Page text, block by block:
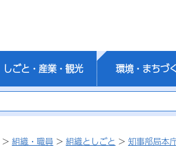
しごと・産業・観光 環境・まちづ
> 組織・職員 > 組織としごと > 知事部局本